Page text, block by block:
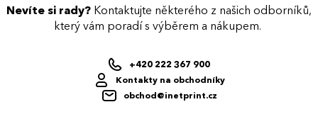
Nevíte si rady? Kontaktujte některého z našich odborníků,
který vám poradí s výběrem a nákupem.
+420 222 367 900
Kontakty na obchodníky
obchod@inetprint.cz